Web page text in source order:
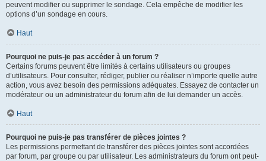
peuvent modifier ou supprimer le sondage. Cela empêche de modifier les
options d’un sondage en cours.
Haut
Pourquoi ne puis-je pas accéder à un forum ?
Certains forums peuvent être limités à certains utilisateurs ou groupes
d’utilisateurs. Pour consulter, rédiger, publier ou réaliser n’importe quelle autre
action, vous avez besoin des permissions adéquates. Essayez de contacter un
modérateur ou un administrateur du forum afin de lui demander un accès.
Haut
Pourquoi ne puis-je pas transférer de pièces jointes ?
Les permissions permettant de transférer des pièces jointes sont accordées
par forum, par groupe ou par utilisateur. Les administrateurs du forum ont peut-